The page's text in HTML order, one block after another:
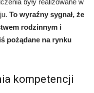
To wyraźny sygnał, że
rodzinnym i
pożądane na rynku
kompetencji